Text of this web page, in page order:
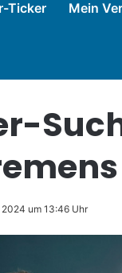
Ticker Mein
2024 um 13:46 Uhr